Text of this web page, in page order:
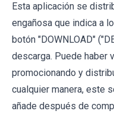
Esta aplicación se
engañosa que indica a
botón "DOWNLOAD"
descarga. Puede haber
promocionando y
cualquier manera, este
añade después de